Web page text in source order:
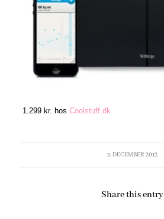
1.299 kr. hos Coolstuff.dk
3. DECEMBER 2012
Share this entry